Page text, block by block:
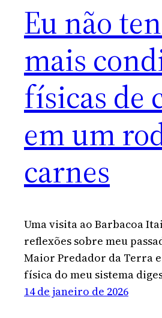
Eu não
mais
físicas de
em um
carnes
Uma visita ao Barbacoa
reflexões sobre meu
Maior Predador da Terra
física do meu sistema
14 de janeiro de 2026